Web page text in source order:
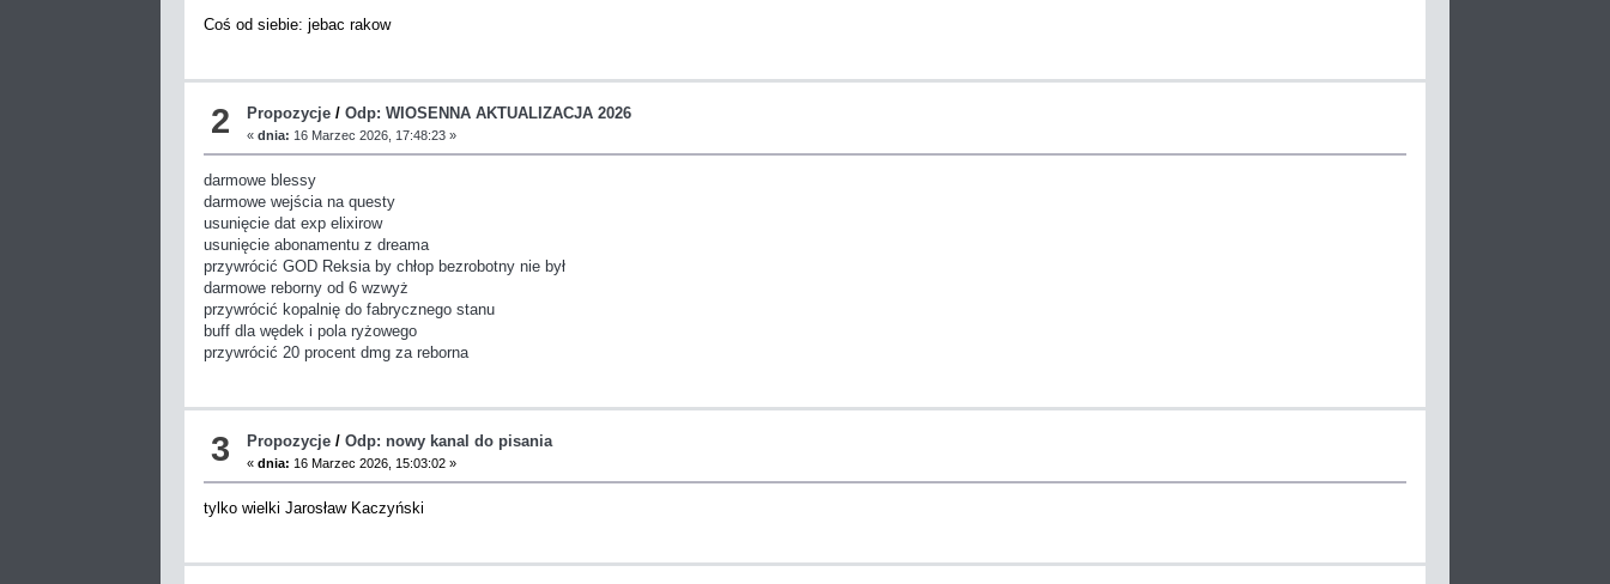
Coś od siebie: jebac rakow
2 Propozycje /Odp: WIOSENNA AKTUALIZACJA 2026
«dnia: 16 Marzec 2026, 17:48:23 »
darmowe blessy
darmowe wejścia na questy
usunięcie dat exp elixirow
usunięcie abonamentu z dreama
przywrócić GOD Reksia by chłop bezrobotny nie był
darmowe reborny od 6 wzwyż
przywrócić kopalnię do fabrycznego stanu
buff dla wędek i pola ryżowego
przywrócić 20 procent dmg za reborna
3 Propozycje /Odp: nowy kanal do pisania
«dnia: 16 Marzec 2026, 15:03:02 »
tylko wielki Jarosław Kaczyński